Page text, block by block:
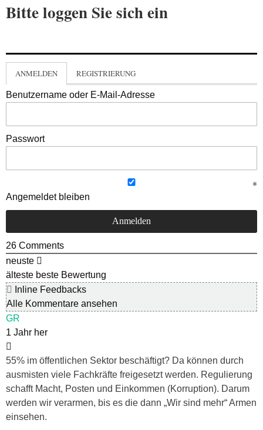
Bitte loggen Sie sich ein
ANMELDEN REGISTRIERUNG
Benutzername oder E-Mail-Adresse
Passwort
Angemeldet bleiben
26 Comments
neuste
älteste beste Bewertung
Inline Feedbacks
Alle Kommentare ansehen
GR
1 Jahr her
55% im öffentlichen Sektor beschäftigt? Da können durch
ausmisten viele Fachkräfte freigesetzt werden. Regulierung
schafft Macht, Posten und Einkommen (Korruption). Darum
werden wir verarmen, bis es die dann „Wir sind mehr“ Armen
einsehen.